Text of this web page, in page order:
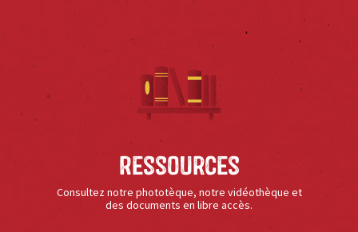
Ressources
Consultez notre phototèque, notre vidéothèque et
des documents en libre accès.